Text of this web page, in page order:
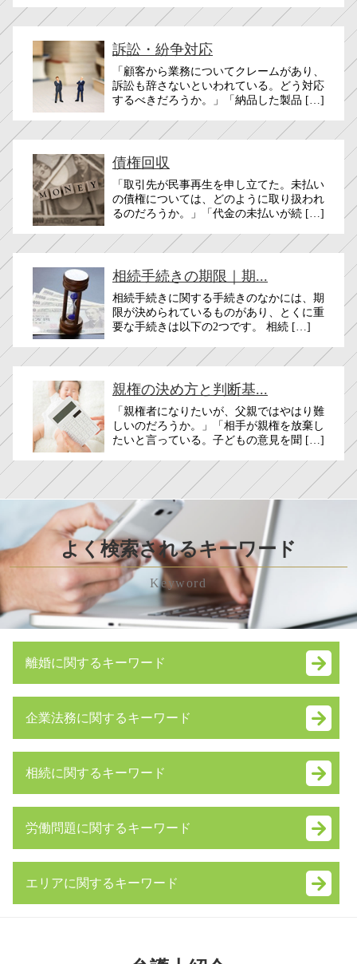
訴訟・紛争対応
「顧客から業務についてクレームがあり、
訴訟も辞さないといわれている。どう対応
するべきだろうか。」「納品した製品 […]
債権回収
「取引先が民事再生を申し立てた。未払い
の債権については、どのように取り扱われ
るのだろうか。」「代金の未払いが続 […]
相続手続きの期限｜期...
相続手続きに関する手続きのなかには、期
限が決められているものがあり、とくに重
要な手続きは以下の2つです。 相続 […]
親権の決め方と判断基...
「親権者になりたいが、父親ではやはり難
しいのだろうか。」「相手が親権を放棄し
たいと言っている。子どもの意見を聞 […]
よく検索されるキーワード
Keyword
離婚に関するキーワード
モラハラ 離婚 証拠
夫婦 別居
養育費 未払い
不貞行為 とは
離婚調停 不成立
企業法務に関するキーワード
子会社 吸収合併
m&a メリット
特別 決議
相続に関するキーワード
連帯保証人 相続
公正証書遺言 もめる
労働問題に関するキーワード
雇用契約書 残業代 記載なし
エリアに関するキーワード